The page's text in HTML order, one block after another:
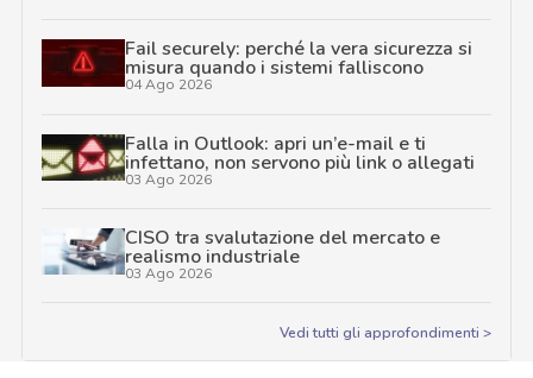
Fail securely: perché la vera sicurezza si
misura quando i sistemi falliscono
04 Ago 2026
Falla in Outlook: apri un’e-mail e ti
infettano, non servono più link o allegati
03 Ago 2026
CISO tra svalutazione del mercato e
realismo industriale
03 Ago 2026
Vedi tutti gli approfondimenti >